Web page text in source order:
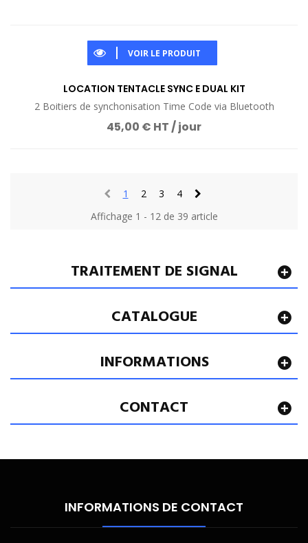
TRAITEMENT DE SIGNAL
CATALOGUE
INFORMATIONS
CONTACT
VOIR LE PRODUIT
LOCATION TENTACLE SYNC E DUAL KIT
2 Boitiers de synchonisation Time Code via Bluetooth
45,00 € HT / jour
1 2 3
4
Affichage 1 - 12 de 39 article
INFORMATIONS DE CONTACT